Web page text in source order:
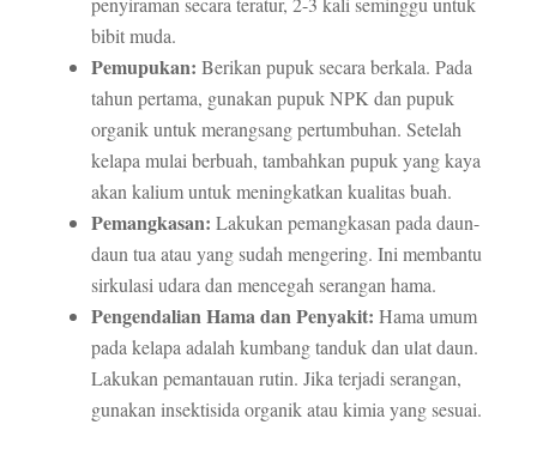
bibit muda.
Pemupukan: Berikan pupuk secara berkala. Pada
tahun pertama, gunakan pupuk NPK dan pupuk
organik untuk merangsang pertumbuhan. Setelah
kelapa mulai berbuah, tambahkan pupuk yang kaya
akan kalium untuk meningkatkan kualitas buah.
Pemangkasan: Lakukan pemangkasan pada daun-
daun tua atau yang sudah mengering. Ini membantu
sirkulasi udara dan mencegah serangan hama.
Pengendalian Hama dan Penyakit: Hama umum
pada kelapa adalah kumbang tanduk dan ulat daun.
Lakukan pemantauan rutin. Jika terjadi serangan,
gunakan insektisida organik atau kimia yang sesuai.